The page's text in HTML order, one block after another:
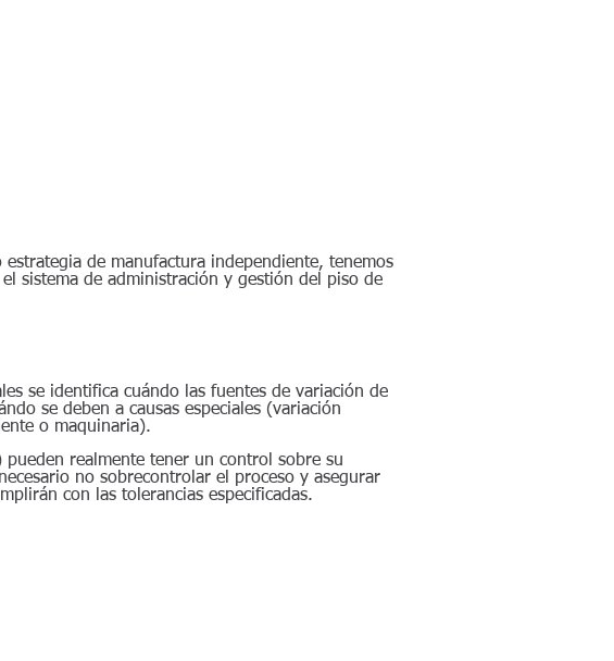
de manufactura independiente, tenemos
sistema de administración y gestión del piso de
se identifica cuándo las fuentes de variación de
se deben a causas especiales (variación
o maquinaria).
realmente tener un control sobre su
no sobrecontrolar el proceso y asegurar
con las tolerancias especificadas.